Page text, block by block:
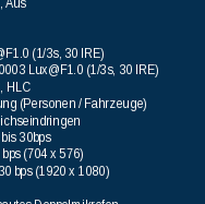
(1/3s, 30 IRE)
Lux@F1.0 (1/3s, 30 IRE)
HLC
(Personen / Fahrzeuge)
30bps
(704 x 576)
bps (1920 x 1080)